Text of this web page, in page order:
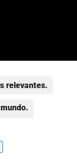
relevantes.